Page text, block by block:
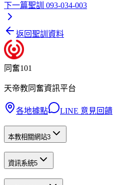
下一篇聖訓 093-034-003
返回聖訓資料
同奮101
天帝教同奮資訊平台
各地據點 LINE 意見回饋
本教相關網站3
資訊系統5